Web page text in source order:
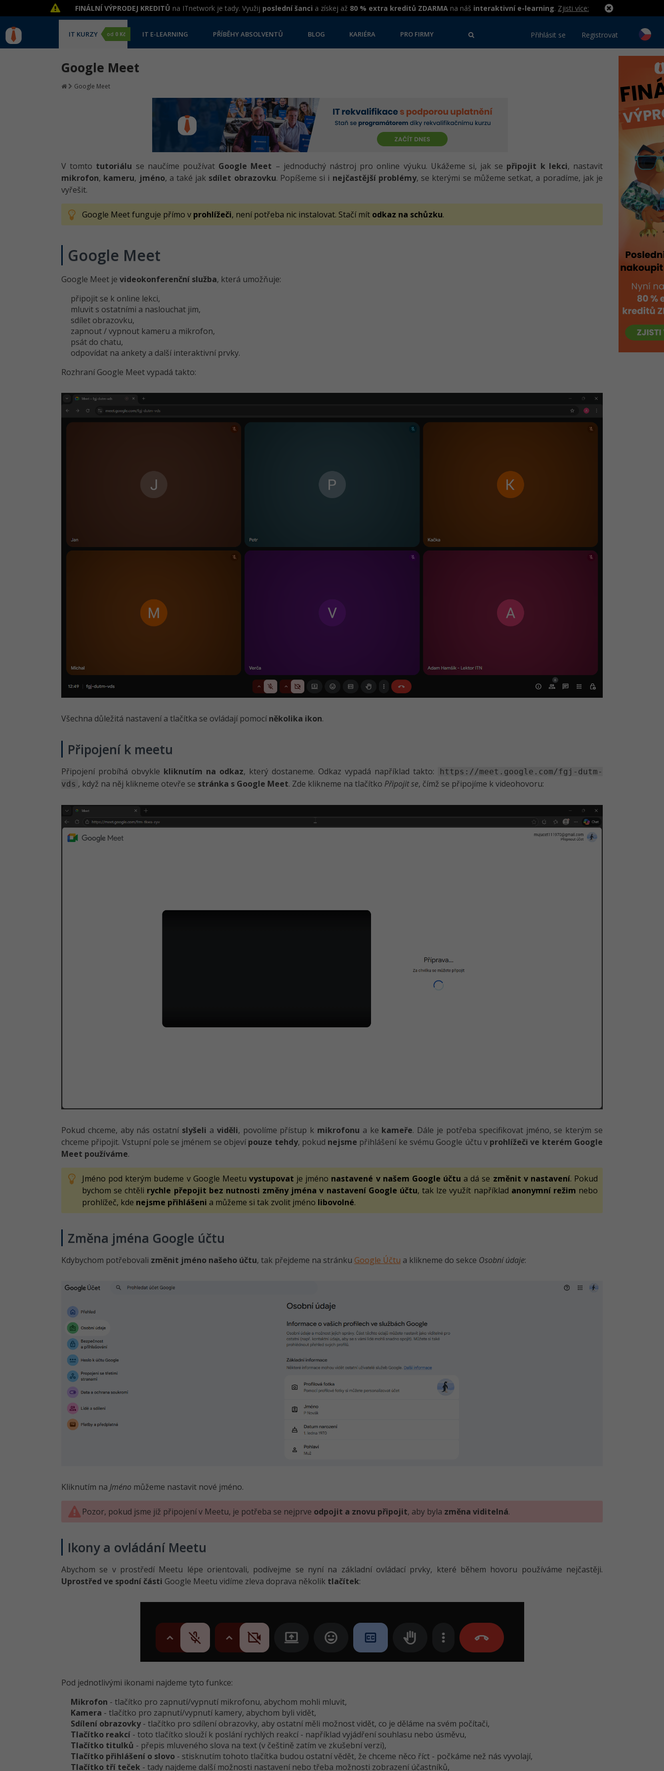
FINÁLNÍ VÝPRODEJ KREDITŮ na ITnetwork je tady. Využij poslední šanci a získej až 80 % extra kreditů ZDARMA na náš interaktivní e-learning. Zjisti více:
IT KURZY od 0 Kč IT E-LEARNING PŘÍBĚHY ABSOLVENTŮ BLOG KARIÉRA PRO FIRMY Přihlásit se Registrovat
Google Meet
Google Meet
V tomto tutoriálu se naučíme používat Google Meet – jednoduchý nástroj pro online výuku. Ukážeme si, jak se připojit k lekci, nastavit
mikrofon, kameru, jméno, a také jak sdílet obrazovku. Popíšeme si i nejčastější problémy, se kterými se můžeme setkat, a poradíme, jak je
vyřešit.
Google Meet funguje přímo v prohlížeči, není potřeba nic instalovat. Stačí mít odkaz na schůzku.
Google Meet
Google Meet je videokonferenční služba, která umožňuje:
připojit se k online lekci,
mluvit s ostatními a naslouchat jim,
sdílet obrazovku,
zapnout / vypnout kameru a mikrofon,
psát do chatu,
odpovídat na ankety a další interaktivní prvky.
Rozhraní Google Meet vypadá takto:
Všechna důležitá nastavení a tlačítka se ovládají pomocíněkolika ikon.
Připojení k meetu
Připojení probíhá obvykle kliknutím na odkaz, který dostaneme. Odkaz vypadá například takto:
https://meet.google.com/fgj-dutm-
vds , když na něj klikneme otevře se stránka s Google Meet. Zde klikneme na tlačítko Připojit se, čímž se připojíme k videohovoru:
Pokud chceme, aby nás ostatní slyšeli a viděli, povolíme přístup k mikrofonu a ke kameře. Dále je potřeba specifikovat jméno, se kterým se
chceme připojit. Vstupní pole se jménem se objevípouze tehdy, pokud nejsme přihlášení ke svému Google účtu v prohlížeči ve kterém Google
Meet používáme.
Jméno pod kterým budeme v Google Meetu vystupovat je jméno nastavené v našem Google účtu a dá se změnit v nastavení. Pokud
bychom se chtěli rychle přepojit bez nutnosti změny jména v nastavení Google účtu, tak lze využít například anonymní režim nebo
prohlížeč, kde nejsme přihlášeni a můžeme si tak zvolit jméno libovolné.
Změna jména Google účtu
Kdybychom potřebovali změnit jméno našeho účtu, tak přejdeme na stránku Google Účtu a klikneme do sekce Osobní údaje:
Kliknutím na Jméno můžeme nastavit nové jméno.
Pozor, pokud jsme již připojení v Meetu, je potřeba se nejprve odpojit a znovu připojit, aby byla změna viditelná.
Ikony a ovládání Meetu
Abychom se v prostředí Meetu lépe orientovali, podívejme se nyní na základní ovládací prvky, které během hovoru používáme nejčastěji.
Uprostřed ve spodní části Google Meetu vidíme zleva doprava několik tlačítek:
Pod jednotlivými ikonami najdeme tyto funkce:
Mikrofon - tlačítko pro zapnutí/vypnutí mikrofonu, abychom mohli mluvit,
Kamera - tlačítko pro zapnutí/vypnutí kamery, abychom byli vidět,
Sdílení obrazovky- tlačítko pro sdílení obrazovky, aby ostatní měli možnost vidět, co je děláme na svém počítači,
Tlačítko reakcí - toto tlačítko slouží k poslání rychlých reakcí - například vyjádření souhlasu nebo úsměvu,
Tlačítko titulků - přepis mluveného slova na text (v češtině zatím ve zkušební verzi),
Tlačítko přihlášení o slovo - stisknutím tohoto tlačítka budou ostatní vědět, že chceme něco říct - počkáme než nás vyvolají,
Tlačítko tří teček - tady najdeme další možnosti nastavení nebo třeba možnosti zobrazení účastníků,